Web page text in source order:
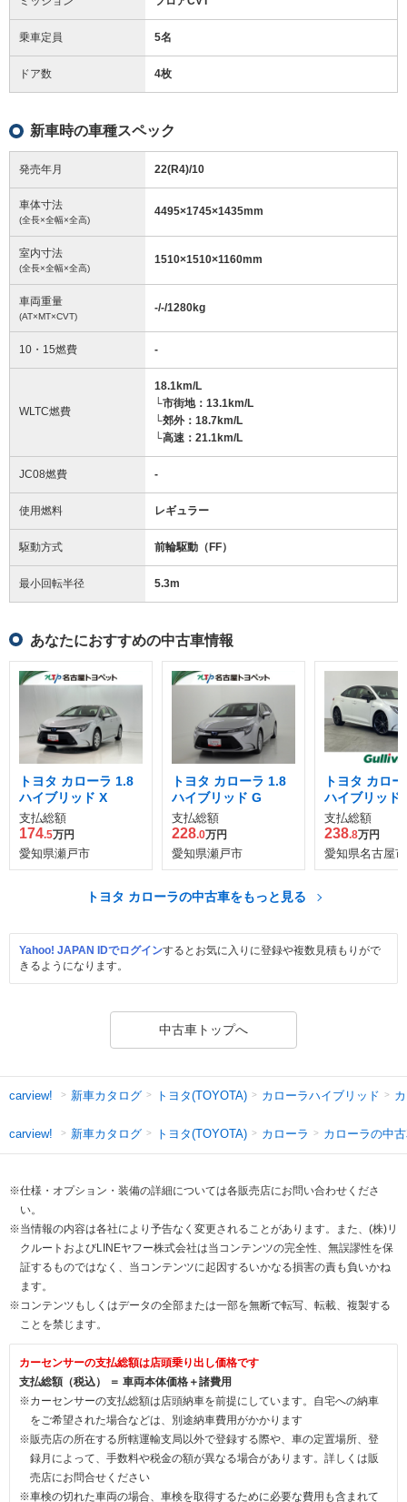
乗車定員 5名
ドア数 4枚
新車時の車種スペック
発売年月 22(R4)/10
車体寸法
(全長×全幅×全高)
4495×1745×1435mm
室内寸法
(全長×全幅×全高)
1510×1510×1160mm
車両重量
(AT×MT×CVT)
-/-/1280kg
10・15燃費 -
WLTC燃費
18.1km/L
└市街地：13.1km/L
└郊外：18.7km/L
└高速：21.1km/L
JC08燃費 -
使用燃料 レギュラー
駆動方式 前輪駆動（FF）
最小回転半径 5.3m
あなたにおすすめの中古車情報
トヨタ カローラ 1.8
ハイブリッド X
支払総額
174.5万円
愛知県瀬戸市
トヨタ カローラ 1.8
ハイブリッド G
支払総額
228.0万円
愛知県瀬戸市
トヨタ カロ
ハイブリッド
支払総額
238.8万円
愛知県名古屋
トヨタ カローラの中古車をもっと見る
Yahoo! JAPAN IDでログインするとお気に入りに登録や複数見積もりがで
きるようになります。
中古車トップへ
carview! 新車カタログ トヨタ(TOYOTA) カローラハイブリッド
carview! 新車カタログ トヨタ(TOYOTA) カローラ カローラの中
※仕様・オプション・装備の詳細については各販売店にお問い合わせくださ
い。
※当情報の内容は各社により予告なく変更されることがあります。また、(株)リ
クルートおよびLINEヤフー株式会社は当コンテンツの完全性、無誤謬性を保
証するものではなく、当コンテンツに起因するいかなる損害の責も負いかね
ます。
※コンテンツもしくはデータの全部または一部を無断で転写、転載、複製する
ことを禁じます。
カーセンサーの支払総額は店頭乗り出し価格です
支払総額（税込） ＝ 車両本体価格＋諸費用
※カーセンサーの支払総額は店頭納車を前提にしています。自宅への納車
をご希望された場合などは、別途納車費用がかかります
※販売店の所在する所轄運輸支局以外で登録する際や、車の定置場所、登
録月によって、手数料や税金の額が異なる場合があります。詳しくは販
売店にお問合せください
※車検の切れた車両の場合、車検を取得するために必要な費用も含まれて